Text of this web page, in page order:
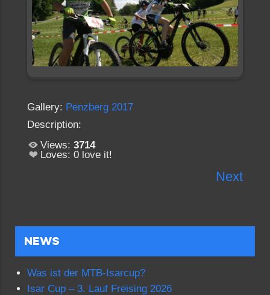
Gallery: Penzberg 2017
Description:
Views: 3714
Loves: 0 love it!
Next
NEWS
Was ist der MTB-Isarcup?
Isar Cup – 3. Lauf Freising 2026